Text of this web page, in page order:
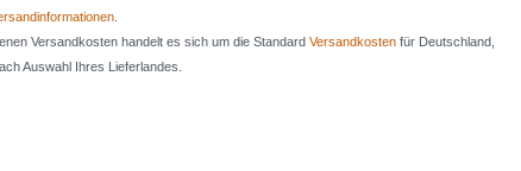
Versandkosten handelt es sich um die Standard Versandkosten für Deutschland,
Auswahl Ihres Lieferlandes.